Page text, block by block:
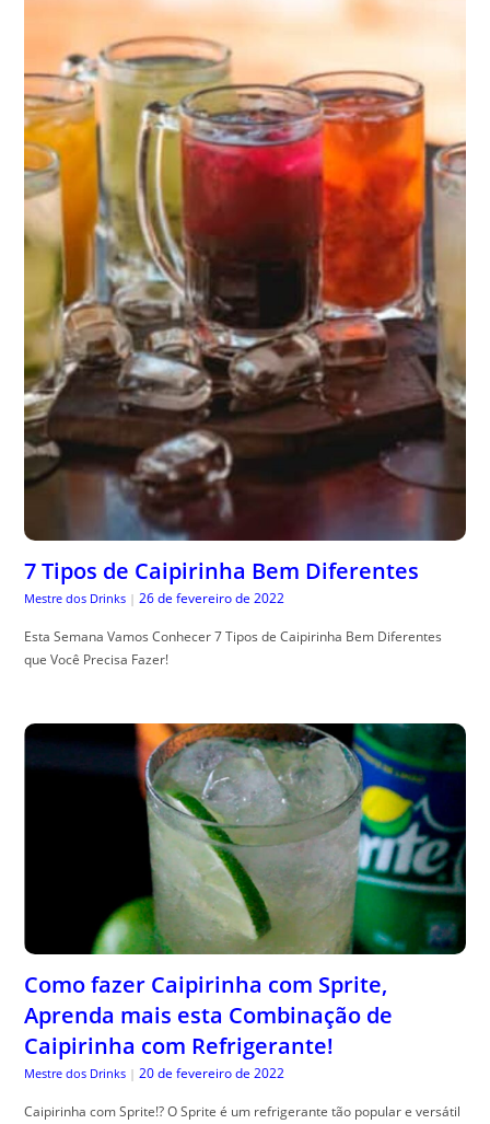
7 Tipos de Caipirinha Bem Diferentes
Mestre dos Drinks | 26 de fevereiro de 2022
Esta Semana Vamos Conhecer 7 Tipos de Caipirinha Bem Diferentes
que Você Precisa Fazer!
Como fazer Caipirinha com Sprite,
Aprenda mais esta Combinação de
Caipirinha com Refrigerante!
Mestre dos Drinks | 20 de fevereiro de 2022
Caipirinha com Sprite!? O Sprite é um refrigerante tão popular e versátil